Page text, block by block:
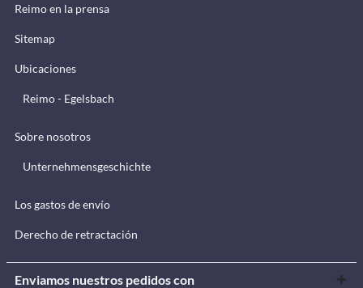
Reimo en la prensa
Sitemap
Ubicaciones
Reimo - Egelsbach
Sobre nosotros
Unternehmensgeschichte
Los gastos de envío
Derecho de retractación
Enviamos nuestros pedidos con